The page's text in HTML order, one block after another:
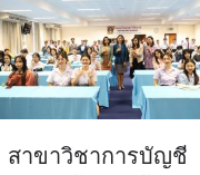
สาขาวิชาการบัญชี